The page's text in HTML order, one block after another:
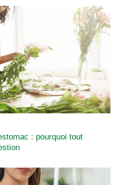
: pourquoi tout